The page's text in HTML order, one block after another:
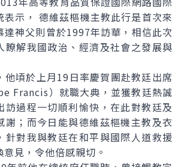
表示， 德維茲樞機主教此行是首次來
達神父則曾於1997年訪華，相信此次
瞭解我國政治、經濟及社會之發展與
頃於上月19日率慶賀團赴教廷出席
Francis）就職大典，並獲教廷熱誠
訪過程一切順利愉快，在此對教廷及
謝；而今日能與德維茲樞機主教及衣
針對我與教廷在和平與國際人道救援
見，令他倍感親切。